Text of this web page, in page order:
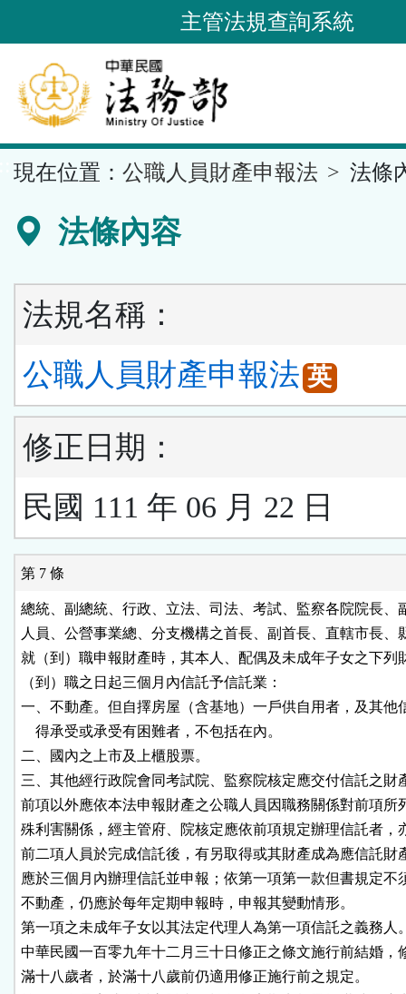
到
要
內
容
區
主管法規查詢系統
現在位置： 公職人員財產申報法 法條
法條內容
法規名稱：
公職人員財產申報法 英
修正日期：
民國 111 年 06 月 22 日
第 7 條
總統、副總統、行政、立法、司法、考試、監察各院院長、
人員、公營事業總、分支機構之首長、副首長、直轄市長、
就（到）職申報財產時，其本人、配偶及未成年子女之下列
（到）職之日起三個月內信託予信託業：
一、不動產。但自擇房屋（含基地）一戶供自用者，及其他
    得承受或承受有困難者，不包括在內。
二、國內之上市及上櫃股票。
三、其他經行政院會同考試院、監察院核定應交付信託之財
前項以外應依本法申報財產之公職人員因職務關係對前項所
殊利害關係，經主管府、院核定應依前項規定辦理信託者，
前二項人員於完成信託後，有另取得或其財產成為應信託財
應於三個月內辦理信託並申報；依第一項第一款但書規定不
不動產，仍應於每年定期申報時，申報其變動情形。
第一項之未成年子女以其法定代理人為第一項信託之義務人
中華民國一百零九年十二月三十日修正之條文施行前結婚，
滿十八歲者，於滿十八歲前仍適用修正施行前之規定。